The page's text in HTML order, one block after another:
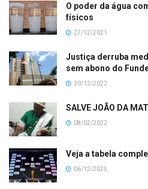
O poder da água
físicos
27/12/2021
Justiça derruba
sem abono do
30/12/2022
SALVE JOÃO DA
08/02/2022
Veja a tabela
06/12/2025